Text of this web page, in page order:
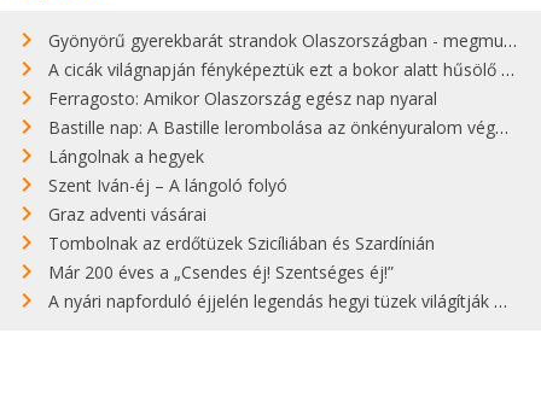
Gyönyörű gyerekbarát strandok Olaszországban - megmutatjuk a 15 legjobbat
A cicák világnapján fényképeztük ezt a bokor alatt hűsölő cicát Kisorosziban
Ferragosto: Amikor Olaszország egész nap nyaral
Bastille nap: A Bastille lerombolása az önkényuralom végét jelentette
Lángolnak a hegyek
Szent Iván-éj – A lángoló folyó
Graz adventi vásárai
Tombolnak az erdőtüzek Szicíliában és Szardínián
Már 200 éves a „Csendes éj! Szentséges éj!”
A nyári napforduló éjjelén legendás hegyi tüzek világítják meg Zugspitzét